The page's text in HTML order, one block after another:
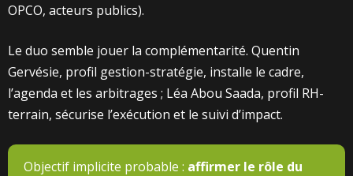
OPCO, acteurs publics).
Le duo semble jouer la complémentarité. Quentin
Gervésie, profil gestion-stratégie, installe le cadre,
l’agenda et les arbitrages ; Léa Abou Saada, profil RH-
terrain, sécurise l’exécution et le suivi d’impact.
Objectif implicite probable : affirmer le rôle du